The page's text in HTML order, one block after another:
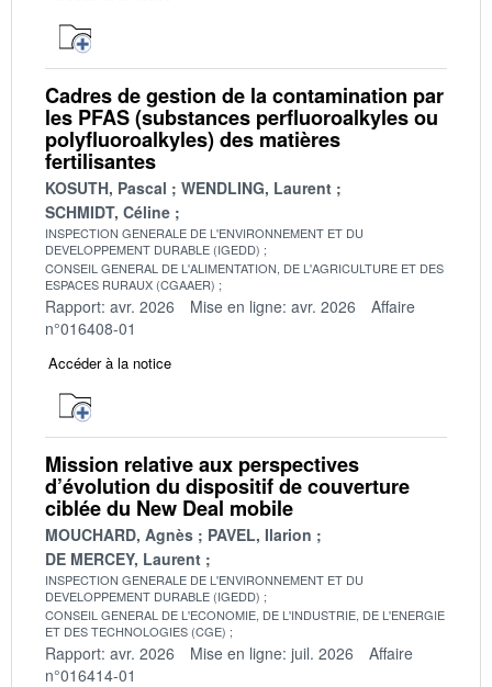
Cadres de gestion de la contamination par
les PFAS (substances perfluoroalkyles ou
polyfluoroalkyles) des matières
fertilisantes
KOSUTH, Pascal
WENDLING, Laurent
SCHMIDT, Céline
INSPECTION GENERALE DE L'ENVIRONNEMENT ET DU
DEVELOPPEMENT DURABLE (IGEDD)
CONSEIL GENERAL DE L'ALIMENTATION, DE L'AGRICULTURE ET DES
ESPACES RURAUX (CGAAER)
Rapport: avr. 2026 Mise en ligne: avr. 2026
Affaire
n°016408-01
Accéder à la notice
Mission relative aux perspectives
d’évolution du dispositif de couverture
ciblée du New Deal mobile
MOUCHARD, Agnès
PAVEL, Ilarion
DE MERCEY, Laurent
INSPECTION GENERALE DE L'ENVIRONNEMENT ET DU
DEVELOPPEMENT DURABLE (IGEDD)
CONSEIL GENERAL DE L'ECONOMIE, DE L'INDUSTRIE, DE L'ENERGIE
ET DES TECHNOLOGIES (CGE)
Rapport: avr. 2026 Mise en ligne: juil. 2026
Affaire
n°016414-01